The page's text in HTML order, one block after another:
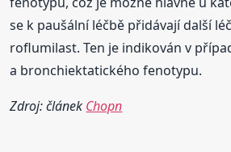
se k paušální léčbě přidávají další
roflumilast. Ten je indikován v
a bronchiektatického fenotypu.
Zdroj: článek Chopn